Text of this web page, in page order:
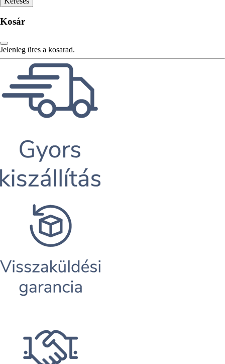
Kosár
Jelenleg üres a kosarad.